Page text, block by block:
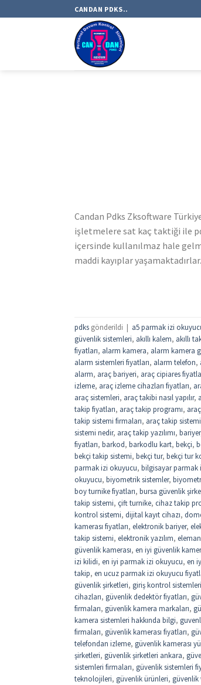
to
CANDAN PDKS..
Candan Pdks Zksoftware
işletmelere sat kaç taktiği ile
içersinde kullanılmaz hale
maddi kayıplar
pdks gönderildi | a5 parmak izi
güvenlik sistemleri, akıllı kalem, akıllı
fiyatları, alarm kamera, alarm kamera
alarm sistemleri fiyatları, alarm telefon,
alarm, araç bariyeri, araç cipiares
izleme, araç izleme cihazları fiyatları,
araç sistemleri, araç takibi nasıl yapılır,
takip fiyatları, araç takip programı,
takip sistemi firmaları, araç takip
sistemi nedir, araç takip yazılımı, bariyer
fiyatları, barkod, barkodlu kart, bekçi,
bekçi takip sistemi, bekçi tur, bekçi tur
parmak izi okuyucu, bilgisayar parmak
okuyucu, biyometrik sistemler,
boy turnike fiyatları, bursa güvenlik
takip sistemi, çift turnike, cihaz takip
kontrol sistemi, dijital kayıt cihazı,
kamerası fiyatları, elektronik bariyer,
takip sistemi, elektronik yazılım,
güvenlik kamerası, en iyi güvenlik
izi kilidi, en iyi parmak izi okuyucu, en
takip, en ucuz parmak izi okuyucu
güvenlik şirketleri, giriş kontrol sistemleri
cihazları, güvenlik dedektör fiyatları,
firmaları, güvenlik kamera markaları,
kamera sistemleri hakkında bilgi,
firmaları, güvenlik kamerası fiyatları,
telefondan izleme, güvenlik kamerası
şirketleri, güvenlik şirketleri ankara,
sistemleri firmaları, güvenlik sistemleri
teknolojileri, güvenlik ürünleri, güvenlik